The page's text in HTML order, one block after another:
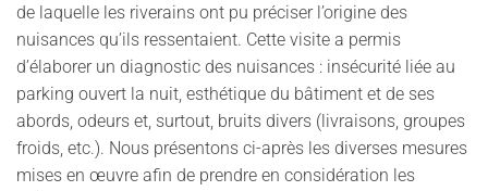
de laquelle les riverains ont pu préciser l’origine des
nuisances qu’ils ressentaient. Cette visite a permis
d’élaborer un diagnostic des nuisances : insécurité liée au
parking ouvert la nuit, esthétique du bâtiment et de ses
abords, odeurs et, surtout, bruits divers (livraisons, groupes
froids, etc.). Nous présentons ci-après les diverses mesures
mises en œuvre afin de prendre en considération les